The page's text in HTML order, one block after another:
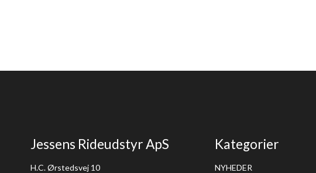
Jessens Rideudstyr ApS
H.C. Ørstedsvej 10
Kategorier
NYHEDER